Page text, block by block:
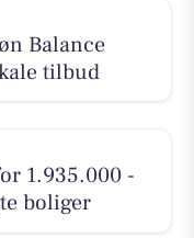
Balance
tilbud
1.935.000 -
boliger